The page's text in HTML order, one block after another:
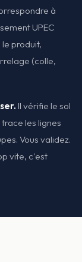
à
UPEC
produit,
(colle,
Il vérifie le sol
les lignes
Vous validez.
vite, c'est